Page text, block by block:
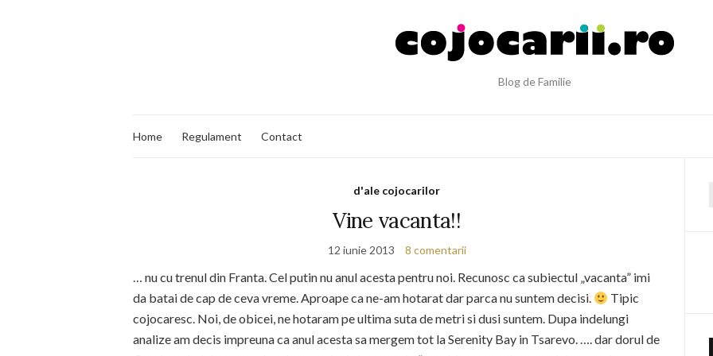
Blog de Familie
Home Regulament Contact
d'ale cojocarilor
Vine vacanta!!
12 iunie 2013 8 comentarii
… nu cu trenul din Franta. Cel putin nu anul acesta pentru noi. Recunosc ca subiectul „vacanta” imi
da batai de cap de ceva vreme. Aproape ca ne-am hotarat dar parca nu suntem decisi.
Tipic
cojocaresc. Noi, de obicei, ne hotaram pe ultima suta de metri si dusi suntem. Dupa indelungi
analize am decis impreuna ca anul acesta sa mergem tot la Serenity Bay in Tsarevo. …. dar dorul de